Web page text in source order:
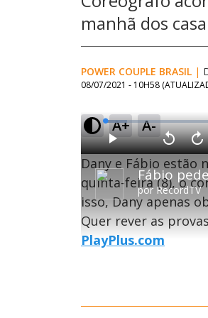
manhã dos
POWER COUPLE BRASIL |
08/07/2021 - 10H58
A+ A-
por RecordTV
P
l
y
V
o
l
t
a
r
1
0
s
g
u
A
v
a
n
ç
a
r
1
0
e
g
L
o
a
d
e
:
.
7
%
Dany e Fábio estão
quinta-feira (8), o
isso, Dany apenas
Quer rever as
PlayPlus.com